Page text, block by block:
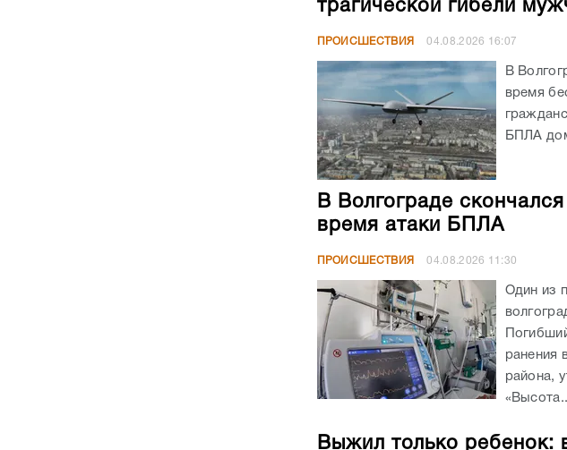
трагической гибели
ПРОИСШЕСТВИЯ 04.08.2026 16:07
В
время
БПЛА
В Волгограде
время атаки БПЛА
ПРОИСШЕСТВИЯ 04.08.2026 11:30
Один из
ранения
района,
Выжил только